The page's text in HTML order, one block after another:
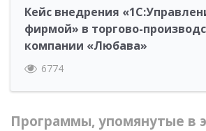
Кейс внедрения
фирмой» в торгово-
компании «Любава»
6774
Программы, упомянутые в